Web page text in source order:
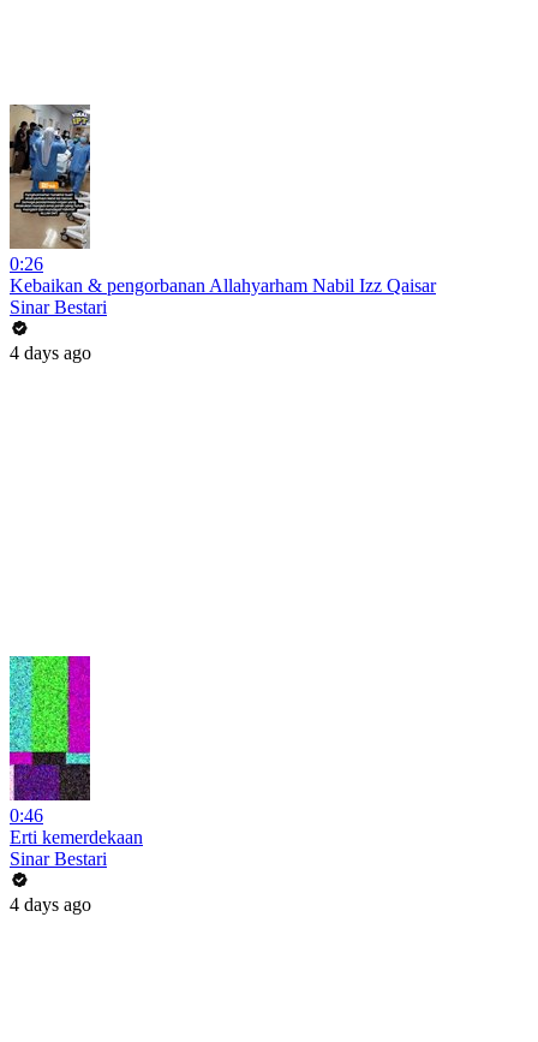
0:26
Kebaikan & pengorbanan Allahyarham Nabil Izz Qaisar
Sinar Bestari
4 days ago
0:46
Erti kemerdekaan
Sinar Bestari
4 days ago